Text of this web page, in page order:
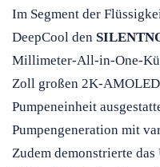
Im Segment der
DeepCool den
Millimeter-All-in-One-
Zoll großen 2K-
Pumpeneinheit
Pumpengeneration mit
Zudem demonstrierte das